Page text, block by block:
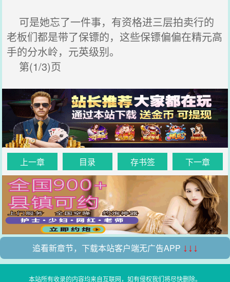
可是她忘了一件事，有资格进三层拍卖行的
老板们都是带了保镖的，这些保镖偏偏在精元高
手的分水岭，元英级别。
第(1/3)页
上一章 目录 存书签 下一章
追看新章节，下载本站客户端无广告APP ↓↓↓
本站所有收录的内容均来自互联网，如有侵权我们将尽快删除。